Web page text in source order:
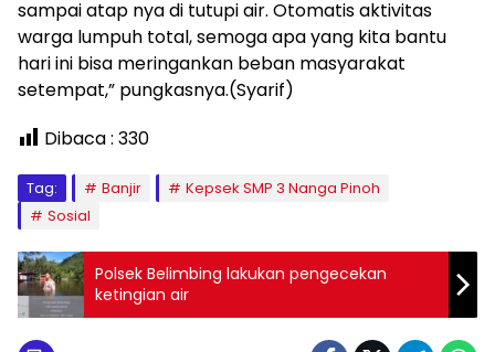
sampai atap nya di tutupi air. Otomatis aktivitas
warga lumpuh total, semoga apa yang kita bantu
hari ini bisa meringankan beban masyarakat
setempat,” pungkasnya.(Syarif)
Dibaca : 330
Tag: Banjir
Kepsek SMP 3 Nanga Pinoh
Sosial
Polsek Belimbing lakukan pengecekan
ketingian air